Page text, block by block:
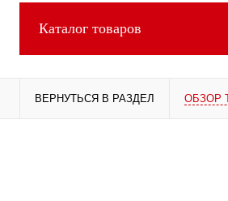
Каталог товаров
ВЕРНУТЬСЯ В РАЗДЕЛ ОБЗОР